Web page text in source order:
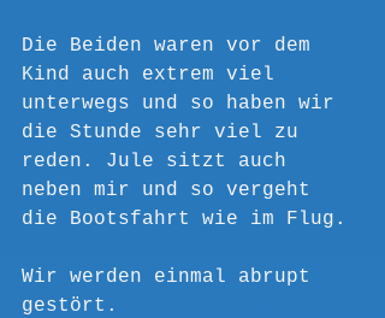
Die Beiden waren vor dem
Kind auch extrem viel
unterwegs und so haben wir
die Stunde sehr viel zu
reden. Jule sitzt auch
neben mir und so vergeht
die Bootsfahrt wie im Flug.
Wir werden einmal abrupt
gestört.